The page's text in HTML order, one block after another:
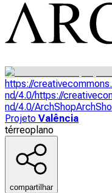
https://
nd/4.0/https://
nd/4.0/ArchShop
Projeto Valência
térreoplano
compartilhar